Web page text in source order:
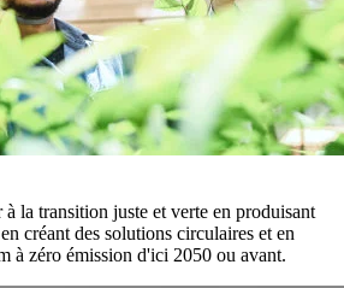
la transition juste et verte en produisant
créant des solutions circulaires et en
à zéro émission d'ici 2050 ou avant.